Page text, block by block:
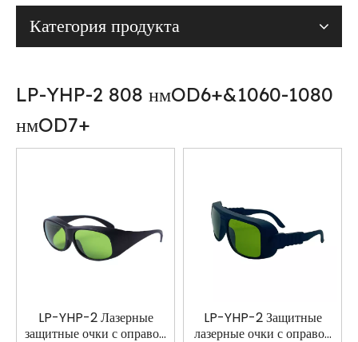
Новости
Контакт
Категория продукта
LP-YHP-2 808 нмOD6+&1060-1080
нмOD7+
LP-YHP-2 Лазерные
защитные очки с оправой
LP-YHP-2 Защитные
лазерные очки с оправой